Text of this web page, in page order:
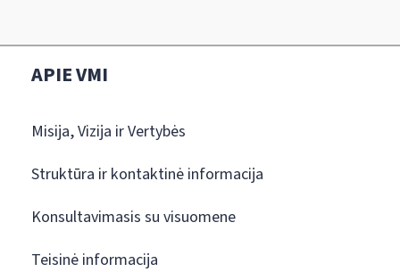
APIE VMI
Misija, Vizija ir Vertybės
Struktūra ir kontaktinė informacija
Konsultavimasis su visuomene
Teisinė informacija